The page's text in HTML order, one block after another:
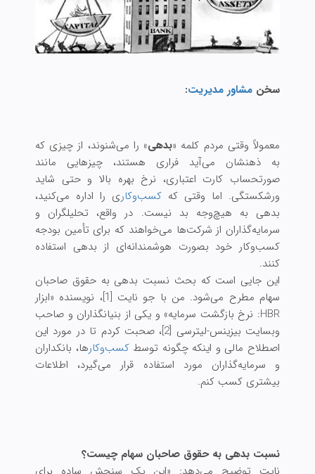
سخن مشاور مدیریت:
معمولاً وقتی مردم کلمه «بدهی» را می‌شنوند، از چیزی که
به ذهنشان می‌آید فراری هستند، چیزهایی مانند
صورتحساب کارت اعتباری، نرخ بهره بالا و حتی شاید
ورشکستگی. اما وقتی که کسب‌وکاری را اداره می‌کنید،
بدهی به هیچ‌وجه بد نیست. در واقع، تحلیلگران و
سرمایه‌گذاران از شرکت‌ها می‌خواهند که برای تأمین بودجه
کسب‌وکار خود بصورت هوشمندانه‌ای از بدهی استفاده
کنند.
این جایی است که بحث نسبت بدهی به حقوق صاحبان
سهام مطرح می‌شود. من با جو نایت [1]، نویسنده «ابزار
HBR: نرخ بازگشت سرمایه» و یکی از بنیانگذاران و صاحب
وبسایت بیزینس-لیترسی [2]، صحبت کردم تا در مورد این
اصطلاح مالی و اینکه چگونه توسطکسب‌وکارها، بانکداران
و سرمایه‌گذاران مورد استفاده قرار می‌گیرد، اطلاعات
بیشتری کسب کنم.
نسبت بدهی به حقوق صاحبان سهام چیست؟